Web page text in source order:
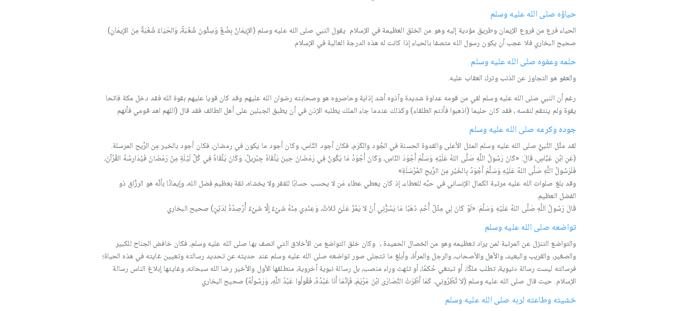
حياؤه صلى الله عليه وسلم
الحياء فرع من فروع الإيمان وطريق مؤدية إليه وهو من الخلق العظيمة في الإسلام يقول النبي صلى الله عليه وسلم (الإِيمَانُ بِضْعٌ وَسِتُّونَ شُعْبَةً، وَالحَيَاءُ شُعْبَةٌ مِنَ الإِيمَانِ)
صحيح البخاري فلا عجب أن يكون رسول الله متصفا بالحياء إذا كانت له هذه الدرجة العالية في الإسلام.
حلمه وعفوه صلى الله عليه وسلم
والعفو هو التجاوز عن الذنب وترك العقاب عليه.
رغم أن النبي صلى الله عليه وسلم لقي من قومه عداوة شديدة وآذوه أشد إذاية وحاصروه هو وصحابته رضوان الله عليهم وقد كان قويا عليهم بقوة الله فقد دخل مكة فاتحا
يقوة ولم ينتقم لنفسه ، فقد كان حليما (اذهبوا فأنتم الطلقاء) وكذلك عندما جاء الملك يطلبه الإذن في أن يطبق الجبلين على أهل الطائف فقد قال (اللهم اهد قومي فأنهم
جوده وكرمه صلى الله عليه وسلم
لقد مثَّل النَّبيُّ صلى الله عليه وسلم المثل الأعلى والقدوة الحسنة في الجُود والكَرَم، فكان أجود النَّاس، وكان أجود ما يكون في رمضان، فكان أجود بالخير مِن الرِّيح المرسلة.
(عَنِ ابْنِ عَبَّاسٍ، قَالَ: «كَانَ رَسُولُ اللَّهِ صَلَّى اللهُ عَلَيْهِ وَسَلَّمَ أَجْوَدَ النَّاسِ، وَكَانَ أَجْوَدُ مَا يَكُونُ فِي رَمَضَانَ حِينَ يَلْقَاهُ جِبْرِيلُ، وَكَانَ يَلْقَاهُ فِي كُلِّ لَيْلَةٍ مِنْ رَمَضَانَ فَيُدَارِسُهُ القُرْآنَ،
فَلَرَسُولُ اللَّهِ صَلَّى اللهُ عَلَيْهِ وَسَلَّمَ أَجْوَدُ بِالخَيْرِ مِنَ الرِّيحِ المُرْسَلَةِ»
وقد بلغ صلوات الله عليه مرتبة الكمال الإنساني في حبِّه للعطاء، إذ كان يعطي عطاء مَن لا يحسب حسابًا للفقر ولا يخشاه، ثقة بعظيم فضل الله، وإيمانًا بأنَّه هو الرزَّاق ذو
الفضل العظيم.
قَالَ رَسُولُ اللَّهِ صَلَّى اللهُ عَلَيْهِ وَسَلَّمَ: «لَوْ كَانَ لِي مِثْلُ أُحُدٍ ذَهَبًا مَا يَسُرُّنِي أَنْ لاَ يَمُرَّ عَلَيَّ ثَلاَثٌ، وَعِنْدِي مِنْهُ شَيْءٌ إِلَّا شَيْءٌ أُرْصِدُهُ لِدَيْنٍ) صحيح البخاري
تواضعه صلى الله عليه وسلم
والتواضع التنزل عن المرتبة لمن يراد تعظيمه وهو من الخصال الحميدة ، وكان خلق التواضع من الأخلاق التي اتصف بها صلى الله عليه وسلم، فكان خافض الجناح للكبير
والصغير، والقريب والبعيد، والأهل والأصحاب، والرجل والمرأة، وأبلغ ما تتجلى صور تواضعه صلى الله عليه وسلم عند حديثه عن تحديد رسالته وتعيين غايته في هذه الحياة؛
فرسالته ليست رسالة دنيوية، تطلب ملكًا، أو تبتغي حُكمًا، أو تلهث وراء منصب، بل رسالة نبوية أخروية، منطلقها الأول والأخير رضا الله سبحانه، وغايتها إبلاغ الناس رسالة
الإسلام. حيث قال صلى الله عليه وسلم (لاَ تُطْرُونِي، كَمَا أَطْرَتْ النَّصَارَى ابْنَ مَرْيَمَ، فَإِنَّمَا أَنَا عَبْدُهُ، فَقُولُوا عَبْدُ اللَّهِ، وَرَسُولُهُ) صحيح البخاري
خشيته وطاعته لربه صلى الله عليه وسلم